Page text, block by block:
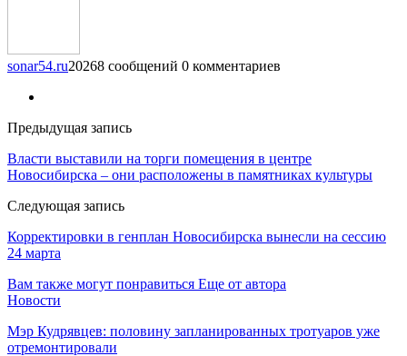
sonar54.ru20268 сообщений 0 комментариев
Предыдущая запись
Власти выставили на торги помещения в центре
Новосибирска – они расположены в памятниках культуры
Следующая запись
Корректировки в генплан Новосибирска вынесли на сессию
24 марта
Вам также могут понравиться Еще от автора
Новости
Мэр Кудрявцев: половину запланированных тротуаров уже
отремонтировали